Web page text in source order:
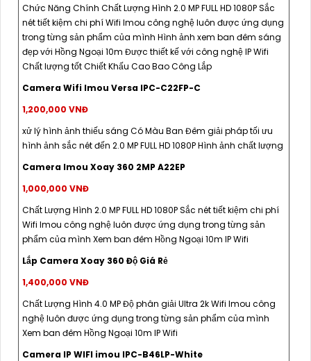
Chức Năng Chính Chất Lượng Hình 2.0 MP FULL HD 1080P Sắc
nét tiết kiệm chi phí Wifi Imou công nghệ luôn được ứng dụng
trong từng sản phẩm của mình Hình ảnh xem ban đêm sáng
đẹp với Hồng Ngoại 10m Được thiết kế với công nghệ IP Wifi
Chất lượng tốt Chiết Khấu Cao Bao Công Lắp
Camera Wifi Imou Versa IPC-C22FP-C
1,200,000 VNĐ
xử lý hình ảnh thiếu sáng Có Màu Ban Đêm giải pháp tối ưu
hình ảnh sắc nét đến 2.0 MP FULL HD 1080P Hình ảnh chất lượng
Camera Imou Xoay 360 2MP A22EP
1,000,000 VNĐ
Chất Lượng Hình 2.0 MP FULL HD 1080P Sắc nét tiết kiệm chi phí
Wifi Imou công nghệ luôn được ứng dụng trong từng sản
phẩm của mình Xem ban đêm Hồng Ngoại 10m IP Wifi
Lắp Camera Xoay 360 Độ Giá Rẻ
1,400,000 VNĐ
Chất Lượng Hình 4.0 MP Độ phân giải Ultra 2k Wifi Imou công
nghệ luôn được ứng dụng trong từng sản phẩm của mình
Xem ban đêm Hồng Ngoại 10m IP Wifi
Camera IP WIFI imou IPC-B46LP-White